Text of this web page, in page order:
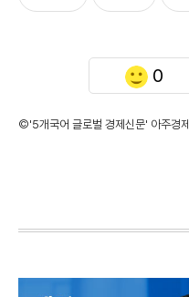
0
©'5개국어 글로벌 경제신문' 아주경